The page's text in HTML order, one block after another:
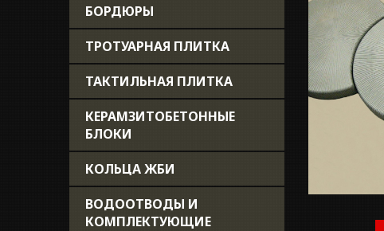
БОРДЮРЫ
ТРОТУАРНАЯ ПЛИТКА
ТАКТИЛЬНАЯ ПЛИТКА
КЕРАМЗИТОБЕТОННЫЕ
БЛОКИ
КОЛЬЦА ЖБИ
ВОДООТВОДЫ И
КОМПЛЕКТУЮЩИЕ